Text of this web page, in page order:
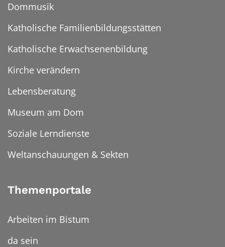
Dommusik
Katholische Familienbildungsstätten
Katholische Erwachsenenbildung
Kirche verändern
Lebensberatung
Museum am Dom
Soziale Lerndienste
Weltanschauungen & Sekten
Themenportale
Arbeiten im Bistum
da sein